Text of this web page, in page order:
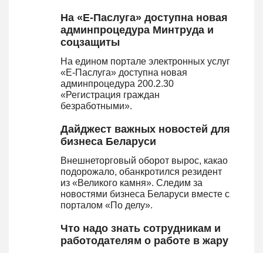
На «Е-Паслуга» доступна новая
админпроцедура Минтруда и
соцзащиты
На едином портале электронных услуг
«Е-Паслуга» доступна новая
админпроцедура 200.2.30
«Регистрация граждан
безработными».
Дайджест важных новостей для
бизнеса Беларуси
Внешнеторговый оборот вырос, какао
подорожало, обанкротился резидент
из «Великого камня». Следим за
новостями бизнеса Беларуси вместе с
порталом «По делу».
Что надо знать сотрудникам и
работодателям о работе в жару